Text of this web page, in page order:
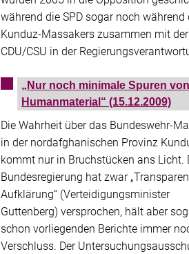
während die SPD sogar noch während
Kunduz-Massakers zusammen mit der
CDU/CSU in der
„Nur noch minimale Spuren von
Humanmaterial“ (15.12.2009)
Die Wahrheit über das Bundeswehr-
in der nordafghanischen Provinz
kommt nur in Bruchstücken ans Licht.
Bundesregierung hat zwar
Aufklärung“ (Verteidigungsminister
Guttenberg) versprochen, hält aber
schon vorliegenden Berichte immer
Verschluss. Der